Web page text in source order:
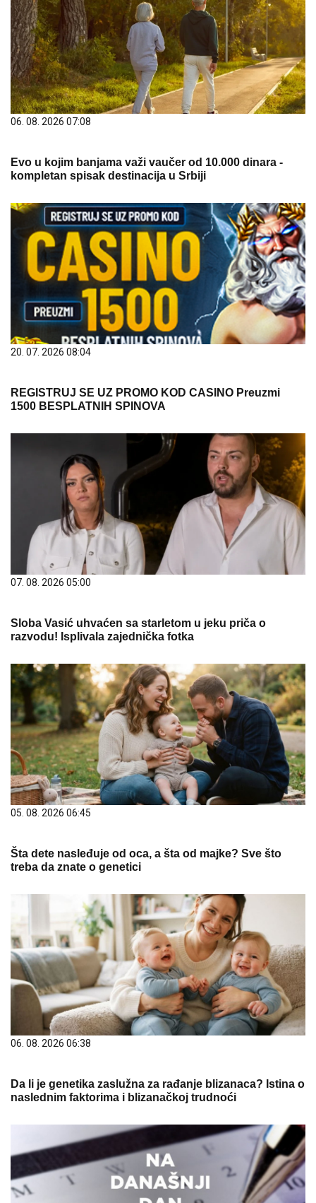
06. 08. 2026 07:08
Evo u kojim banjama važi vaučer od 10.000 dinara -
kompletan spisak destinacija u Srbiji
20. 07. 2026 08:04
REGISTRUJ SE UZ PROMO KOD CASINO Preuzmi
1500 BESPLATNIH SPINOVA
07. 08. 2026 05:00
Sloba Vasić uhvaćen sa starletom u jeku priča o
razvodu! Isplivala zajednička fotka
05. 08. 2026 06:45
Šta dete nasleđuje od oca, a šta od majke? Sve što
treba da znate o genetici
06. 08. 2026 06:38
Da li je genetika zaslužna za rađanje blizanaca? Istina o
naslednim faktorima i blizanačkoj trudnoći